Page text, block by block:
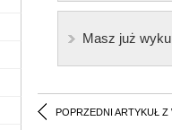
Masz już
POPRZEDNI ARTYKUŁ Z